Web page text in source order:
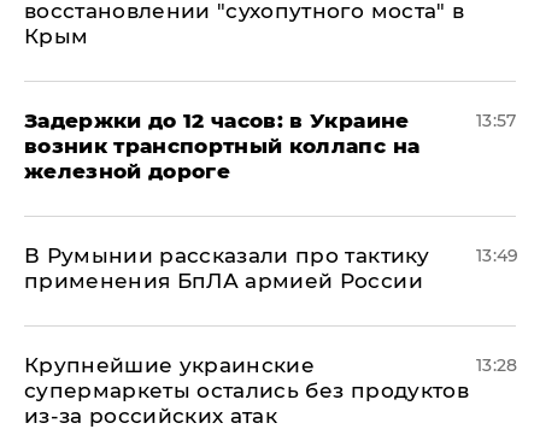
восстановлении "сухопутного моста" в
Крым
Задержки до 12 часов: в Украине
возник транспортный коллапс на
железной дороге
13:57
В Румынии рассказали про тактику
применения БпЛА армией России
13:49
Крупнейшие украинские
супермаркеты остались без продуктов
из-за российских атак
13:28